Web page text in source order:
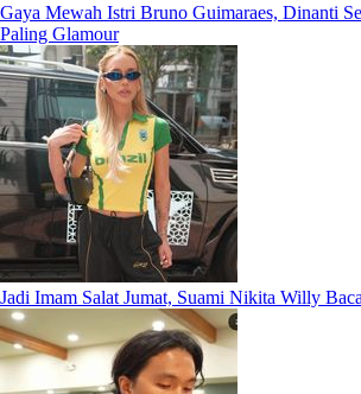
Gaya Mewah Istri Bruno Guimaraes, Dinanti
Paling Glamour
Jadi Imam Salat Jumat, Suami Nikita Willy